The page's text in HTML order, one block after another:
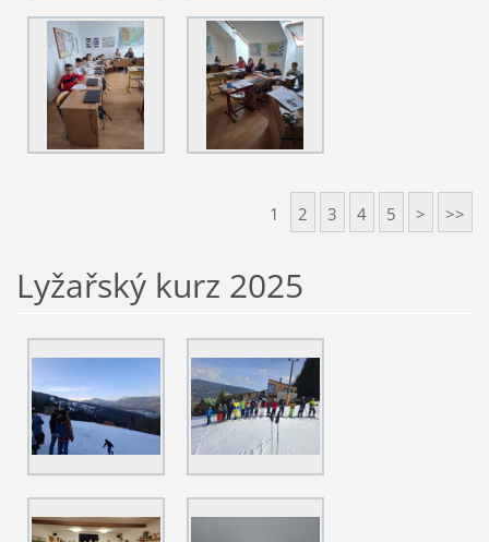
1 2 3 4 5 > >>
Lyžařský kurz 2025